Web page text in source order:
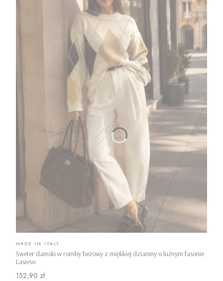
Sweter damski w romby beżowy z miękkiej dzianiny o luźnym fasonie
Lasieso
PRODUCENT
MADE IN ITALY
Cena
152,90 zł